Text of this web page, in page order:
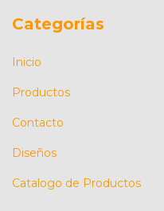
Categorías
Inicio
Productos
Contacto
Diseños
Catalogo de Productos